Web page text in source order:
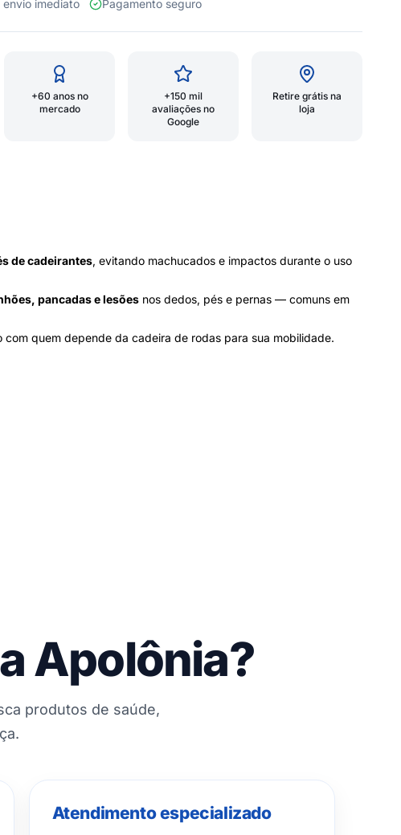
envio imediato Pagamento seguro
+60 anos no
mercado
+150 mil
avaliações no
Google
Retire grátis na
loja
de cadeirantes, evitando machucados e impactos durante o uso
pancadas e lesões nos dedos, pés e pernas — comuns em
com quem depende da cadeira de rodas para sua mobilidade.
Apolônia?
produtos de saúde,
Atendimento especializado